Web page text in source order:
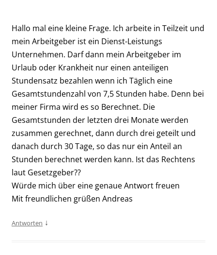
Hallo mal eine kleine Frage. Ich arbeite in Teilzeit und
mein Arbeitgeber ist ein Dienst-Leistungs
Unternehmen. Darf dann mein Arbeitgeber im
Urlaub oder Krankheit nur einen anteiligen
Stundensatz bezahlen wenn ich Täglich eine
Gesamtstundenzahl von 7,5 Stunden habe. Denn bei
meiner Firma wird es so Berechnet. Die
Gesamtstunden der letzten drei Monate werden
zusammen gerechnet, dann durch drei geteilt und
danach durch 30 Tage, so das nur ein Anteil an
Stunden berechnet werden kann. Ist das Rechtens
laut Gesetzgeber??
Würde mich über eine genaue Antwort freuen
Mit freundlichen grüßen Andreas
Antworten ↓